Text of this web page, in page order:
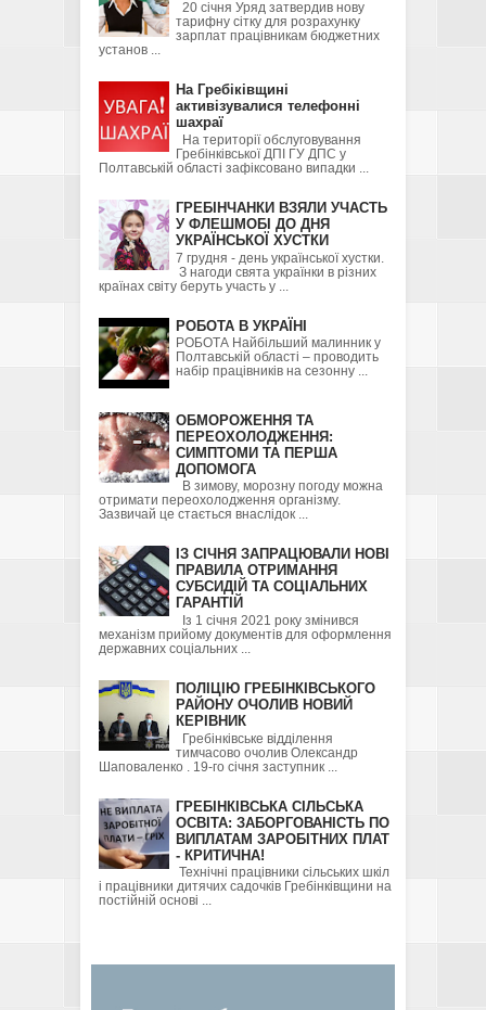
20 січня Уряд затвердив нову
тарифну сітку для розрахунку
зарплат працівникам бюджетних
установ ...
На Гребіківщині
активізувалися телефонні
шахраї
На території обслуговування
Гребінківської ДПІ ГУ ДПС у
Полтавській області зафіксовано випадки ...
ГРЕБІНЧАНКИ ВЗЯЛИ УЧАСТЬ
У ФЛЕШМОБІ ДО ДНЯ
УКРАЇНСЬКОЇ ХУСТКИ
7 грудня - день української хустки.
З нагоди свята українки в різних
країнах світу беруть участь у ...
РОБОТА В УКРАЇНІ
РОБОТА Найбільший малинник у
Полтавській області – проводить
набір працівників на сезонну ...
ОБМОРОЖЕННЯ ТА
ПЕРЕОХОЛОДЖЕННЯ:
СИМПТОМИ ТА ПЕРША
ДОПОМОГА
В зимову, морозну погоду можна
отримати переохолодження організму.
Зазвичай це стається внаслідок ...
ІЗ СІЧНЯ ЗАПРАЦЮВАЛИ НОВІ
ПРАВИЛА ОТРИМАННЯ
СУБСИДІЙ ТА СОЦІАЛЬНИХ
ГАРАНТІЙ
Із 1 січня 2021 року змінився
механізм прийому документів для оформлення
державних соціальних ...
ПОЛІЦІЮ ГРЕБІНКІВСЬКОГО
РАЙОНУ ОЧОЛИВ НОВИЙ
КЕРІВНИК
Гребінківське відділення
тимчасово очолив Олександр
Шаповаленко . 19-го січня заступник ...
ГРЕБІНКІВСЬКА СІЛЬСЬКА
ОСВІТА: ЗАБОРГОВАНІСТЬ ПО
ВИПЛАТАМ ЗАРОБІТНИХ ПЛАТ
- КРИТИЧНА!
Технічні працівники сільських шкіл
і працівники дитячих садочків Гребінківщини на
постійній основі ...